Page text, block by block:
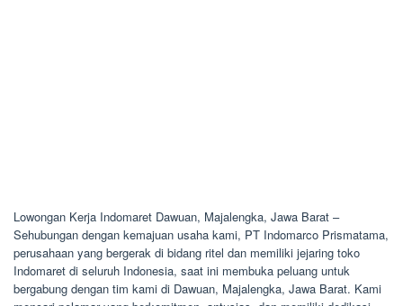
Lowongan Kerja Indomaret Dawuan, Majalengka, Jawa Barat –
Sehubungan dengan kemajuan usaha kami, PT Indomarco Prismatama,
perusahaan yang bergerak di bidang ritel dan memiliki jejaring toko
Indomaret di seluruh Indonesia, saat ini membuka peluang untuk
bergabung dengan tim kami di Dawuan, Majalengka, Jawa Barat. Kami